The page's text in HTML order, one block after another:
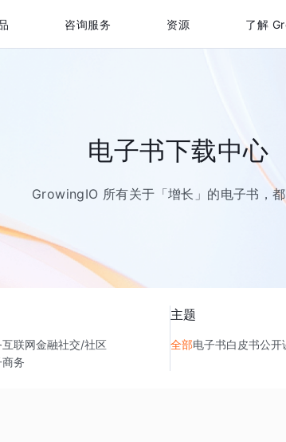
咨询服务 资源 了解
电子书下载中心
GrowingIO 所有关于「增长」的电子书，
互联网金融社交/社区
务
主题
全部电子书白皮书公开